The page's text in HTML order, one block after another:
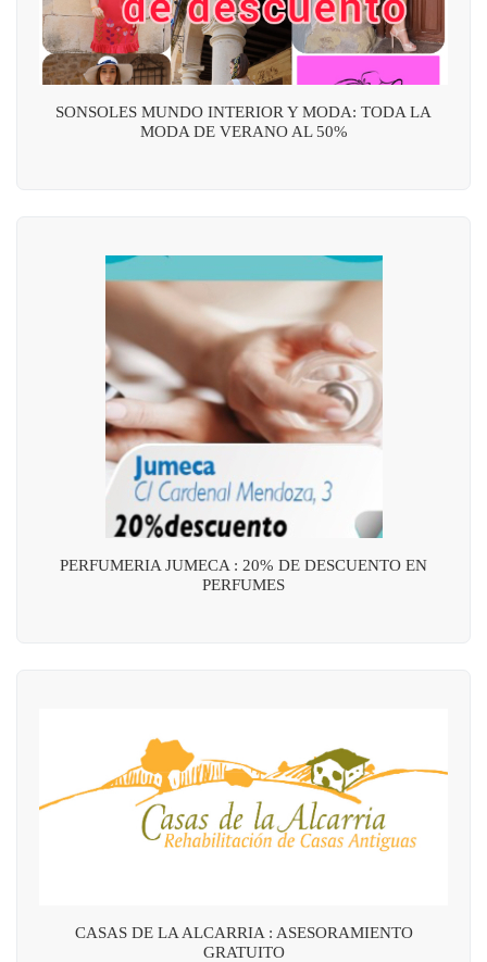
SONSOLES MUNDO INTERIOR Y MODA: TODA LA
MODA DE VERANO AL 50%
PERFUMERIA JUMECA : 20% DE DESCUENTO EN
PERFUMES
CASAS DE LA ALCARRIA : ASESORAMIENTO
GRATUITO